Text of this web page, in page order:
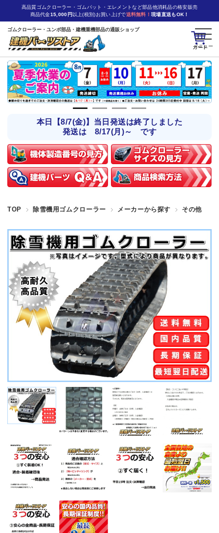
カート
高品質ゴムクローラー・ゴムパット・エレメントなど部品他消耗品の格安販売
商品代金15,000円 以上(税別)お買い上げで送料無料！ 現場直送もOK！
ゴムクローラー・ユンボ部品・建機重機部品の通販ショップ
本日【8/7(金)】当日発送は終了しました
発送は 8/17(月)～ です
TOP 除雪機用ゴムクローラー メーカーから探す その他